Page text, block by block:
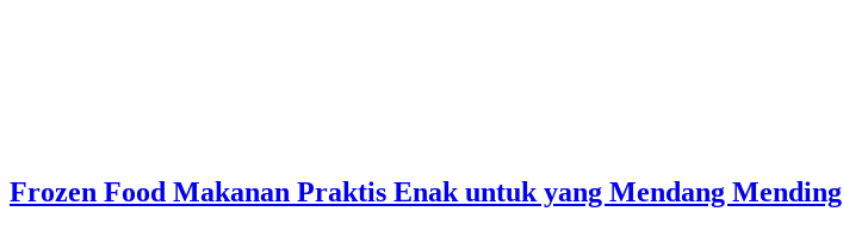
Frozen Food Makanan Praktis Enak untuk yang Mendang Mending